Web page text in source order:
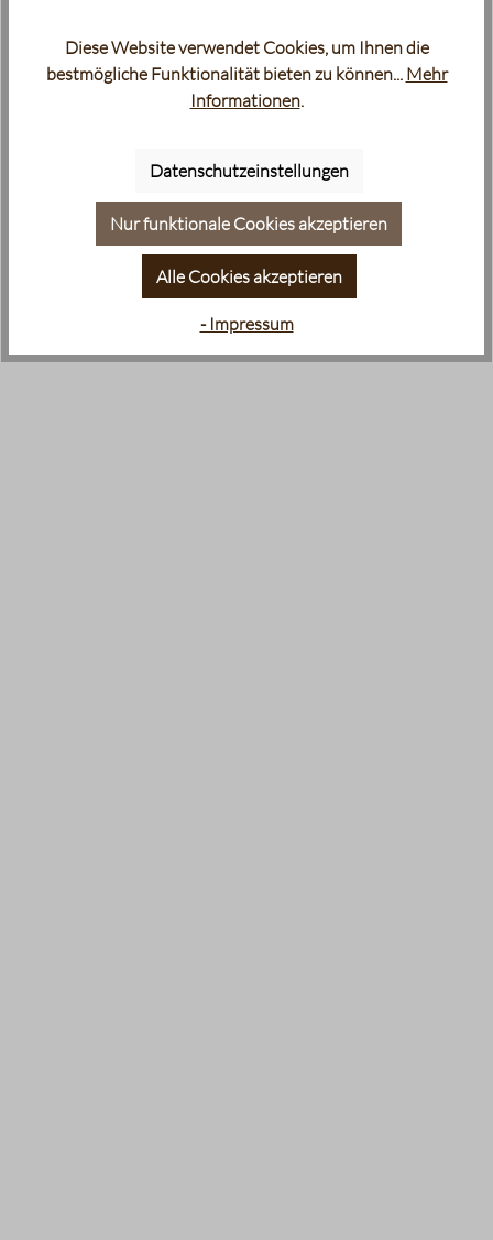
Diese Website verwendet Cookies, um Ihnen die
bestmögliche Funktionalität bieten zu können... Mehr
Informationen.
Datenschutzeinstellungen
Nur funktionale Cookies akzeptieren
Alle Cookies akzeptieren
- Impressum